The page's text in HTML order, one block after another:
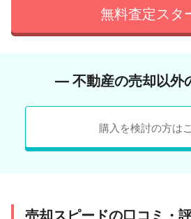
無料査定スタ
― 不動産の売却以外
購入を検討の方は
売却スピードの口コミ・